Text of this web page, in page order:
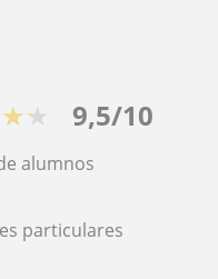
9,5/10
alumnos
particulares